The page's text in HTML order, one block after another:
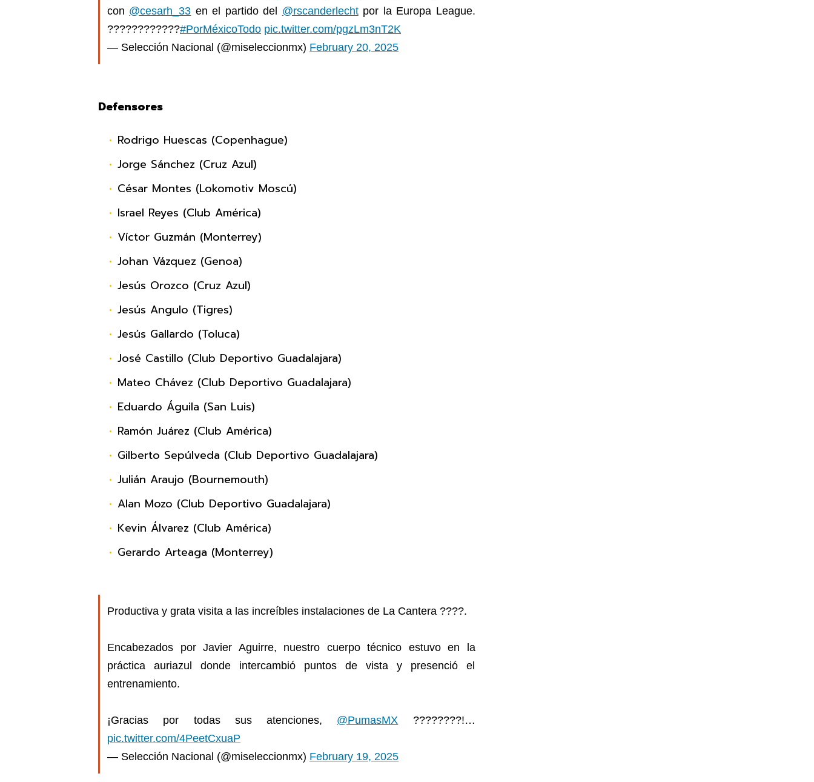
con @cesarh_33 en el partido del @rscanderlechtpor la Europa League.
????????????#PorMéxicoTodo pic.twitter.com/pgzLm3nT2K
— Selección Nacional (@miseleccionmx) February 20, 2025
Defensores
Rodrigo Huescas (Copenhague)
Jorge Sánchez (Cruz Azul)
César Montes (Lokomotiv Moscú)
Israel Reyes (Club América)
Víctor Guzmán (Monterrey)
Johan Vázquez (Genoa)
Jesús Orozco (Cruz Azul)
Jesús Angulo (Tigres)
Jesús Gallardo (Toluca)
José Castillo (Club Deportivo Guadalajara)
Mateo Chávez (Club Deportivo Guadalajara)
Eduardo Águila (San Luis)
Ramón Juárez (Club América)
Gilberto Sepúlveda (Club Deportivo Guadalajara)
Julián Araujo (Bournemouth)
Alan Mozo (Club Deportivo Guadalajara)
Kevin Álvarez (Club América)
Gerardo Arteaga (Monterrey)
Productiva y grata visita a las increíbles instalaciones de La Cantera ????.
Encabezados por Javier Aguirre, nuestro cuerpo técnico estuvo en la
práctica auriazul donde intercambió puntos de vista y presenció el
entrenamiento.
¡Gracias por todas sus atenciones, @PumasMX ????????!…
pic.twitter.com/4PeetCxuaP
— Selección Nacional (@miseleccionmx) February 19, 2025